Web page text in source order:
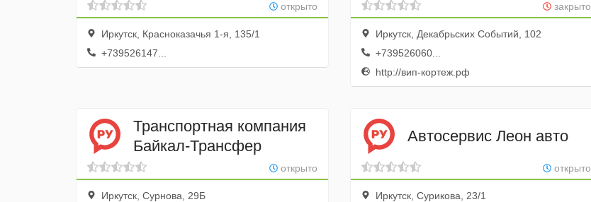
открыто
Иркутск, Красноказачья 1-я, 135/1
+739526147...
закрыто
Иркутск, Декабрьских Событий, 102
+739526060...
http://вип-кортеж.рф
Транспортная компания
Байкал-Трансфер
открыто
Иркутск, Сурнова, 29Б
Автосервис Леон авто
открыто
Иркутск, Сурикова, 23/1